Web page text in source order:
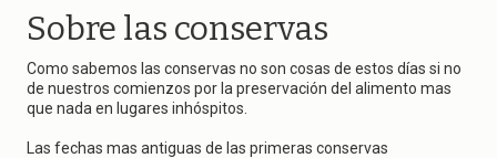
Sobre las conservas
Como sabemos las conservas no son cosas de estos días si no
de nuestros comienzos por la preservación del alimento mas
que nada en lugares inhóspitos.
Las fechas mas antiguas de las primeras conservas